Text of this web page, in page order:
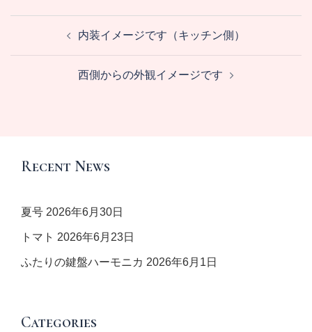
内装イメージです（キッチン側）
西側からの外観イメージです
Recent News
夏号 2026年6月30日
トマト 2026年6月23日
ふたりの鍵盤ハーモニカ 2026年6月1日
Categories